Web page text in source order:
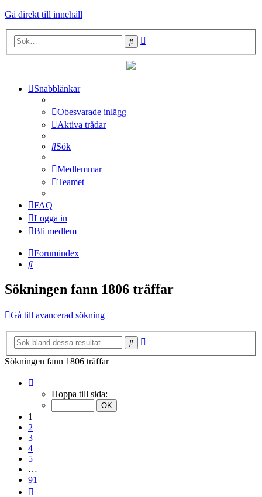
Gå direkt till innehåll
Sök
Snabblänkar
Obesvarade inlägg
Aktiva trådar
Sök
Medlemmar
Teamet
FAQ
Logga in
Bli medlem
Forumindex
Sök
Sökningen fann 1806 träffar
Gå till avancerad sökning
Sök
Sökningen fann 1806 träffar
Hoppa till sida:
1
2
3
4
5
…
91